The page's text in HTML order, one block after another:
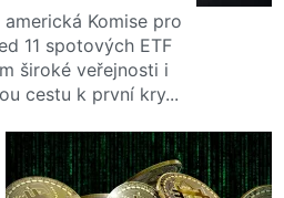
Komise pro
11 spotových ETF
široké veřejnosti i
cestu k první kry...